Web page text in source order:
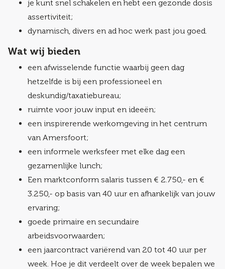
je kunt snel schakelen en hebt een gezonde dosis
assertiviteit;
dynamisch, divers en ad hoc werk past jou goed.
Wat wij bieden
een afwisselende functie waarbij geen dag
hetzelfde is bij een professioneel en
deskundig/taxatiebureau;
ruimte voor jouw input en ideeën;
een inspirerende werkomgeving in het centrum
van Amersfoort;
een informele werksfeer met elke dag een
gezamenlijke lunch;
Een marktconform salaris tussen € 2.750,- en €
3.250,- op basis van 40 uur en afhankelijk van jouw
ervaring;
goede primaire en secundaire
arbeidsvoorwaarden;
een jaarcontract variërend van 20 tot 40 uur per
week. Hoe je dit verdeelt over de week bepalen we